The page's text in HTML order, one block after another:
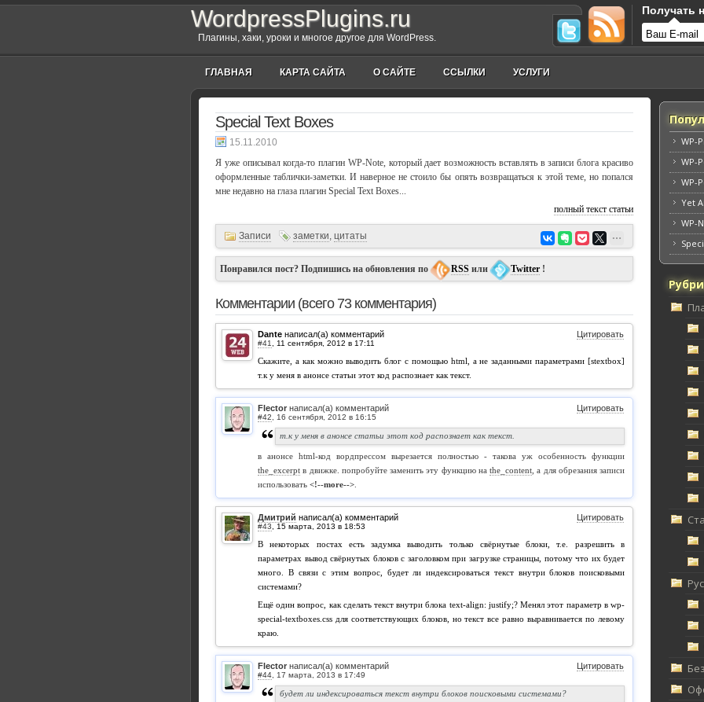
WordpressPlugins.ru
Плагины, хаки, уроки и многое другое для WordPress.
ГЛАВНАЯ КАРТА САЙТА О САЙТЕ ССЫЛКИ УСЛУГИ
Получать
Special Text Boxes
15.11.2010
Я уже описывал когда-то плагин WP-Note, который дает возможность вставлять в записи блога красиво
оформленные таблички-заметки. И наверное не стоило бы опять возвращаться к этой теме, но попался
мне недавно на глаза плагин Special Text Boxes...
полный текст статьи
Записи заметки, цитаты
Понравился пост? Подпишись на обновления по RSS или Twitter !
Комментарии (всего 73 комментария)
Dante написал(а) комментарий Цитировать
#41
Скажите, а как можно выводить блог с помощью html, а не заданными параметрами [stextbox]
т.к у меня в анонсе статьи этот код распознает как текст.
Flector написал(а) комментарий Цитировать
#42
т.к у меня в анонсе статьи этот код распознает как текст.
в анонсе html-код вордпрессом вырезается полностью - такова уж особенность функции
the_excerpt в движке. попробуйте заменить эту функцию на the_content , а для обрезания записи
использовать <!--more-->
Дмитрий написал(а) комментарий Цитировать
#43
В некоторых постах есть задумка выводить только свёрнутые блоки, т.е. разрешить в
параметрах вывод свёрнутых блоков с заголовком при загрузке страницы, потому что их будет
много. В связи с этим вопрос, будет ли индексироваться текст внутри блоков поисковыми
системами?
Ещё один вопрос, как сделать текст внутри блока text-align: justify;? Менял этот параметр в wp-
special-textboxes.css для соответствующих блоков, но текст все равно выравнивается по левому
краю.
Flector написал(а) комментарий Цитировать
#44
будет ли индексироваться текст внутри блоков поисковыми системами?
WP-
WP-
WP-
Yet
WP-